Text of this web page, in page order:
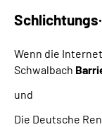
Wenn die
Schwalbach
und
Die Deutsche